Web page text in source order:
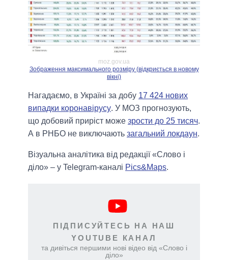
moz.gov.ua
Зображення максимального розміру (відкриється в новому
вікні)
Нагадаємо, в Україні за добу 17 424 нових
випадки коронавірусу. У МОЗ прогнозують,
що добовий приріст може зрости до 25 тисяч.
А в РНБО не виключають загальний локдаун.
Візуальна аналітика від редакції «Слово і
діло» – у Telegram-каналі Pics&Maps.
ПІДПИСУЙТЕСЬ НА НАШ
YOUTUBE КАНАЛ
та дивіться першими нові відео від «Слово і
діло»